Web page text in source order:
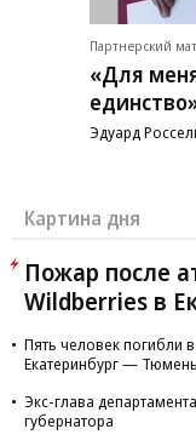
Партнерский
«Для
Эдуард
Картина дня
Пожар после
Wildberries в
Пять человек погибли
Екатеринбург — Тюмень
Экс-глава
губернатора